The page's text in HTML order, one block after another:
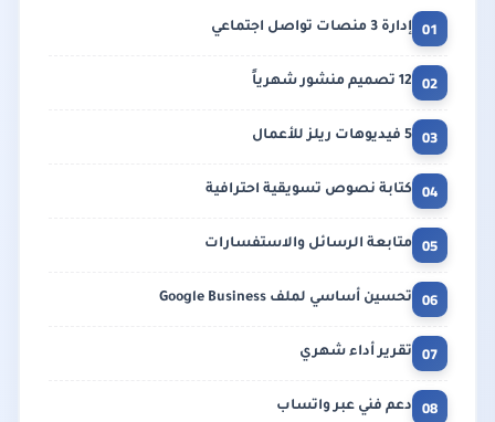
01 إدارة 3 منصات تواصل اجتماعي
02 12 تصميم منشور شهرياً
03 5 فيديوهات ريلز للأعمال
04 كتابة نصوص تسويقية احترافية
05 متابعة الرسائل والاستفسارات
06 تحسين أساسي لملف Google Business
07 تقرير أداء شهري
08 دعم فني عبر واتساب